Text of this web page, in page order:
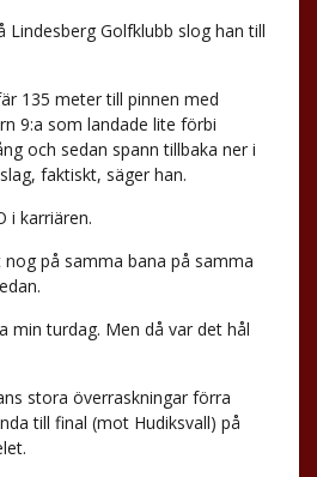
Lindesberg Golfklubb slog han till
135 meter till pinnen med
9:a som landade lite förbi
och sedan spann tillbaka ner i
faktiskt, säger han.
i karriären.
på samma bana på samma
min turdag. Men då var det hål
stora överraskningar förra
till final (mot Hudiksvall) på